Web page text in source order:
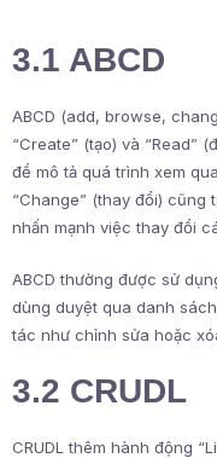
3.1 ABCD
ABCD (add, browse,
“Create” (tạo) và “Read”
để mô tả quá trình xem
“Change” (thay đổi) cũng
nhấn mạnh việc thay đổi
ABCD thường được sử
dùng duyệt qua danh
tác như chỉnh sửa hoặc
3.2 CRUDL
CRUDL thêm hành động